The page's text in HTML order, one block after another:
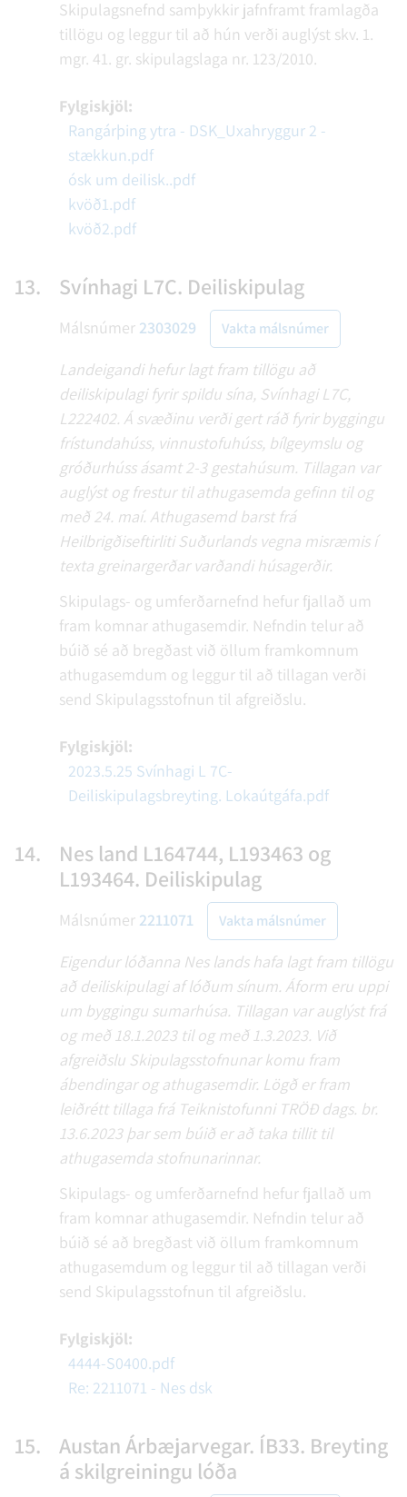
Skipulagsnefnd samþykkir jafnframt framlagða
tillögu og leggur til að hún verði auglýst skv. 1.
mgr. 41. gr. skipulagslaga nr. 123/2010.
Fylgiskjöl:
Rangárþing ytra - DSK_Uxahryggur 2 -
stækkun.pdf
ósk um deilisk..pdf
kvöð1.pdf
kvöð2.pdf
13. Svínhagi L7C. Deiliskipulag
Málsnúmer 2303029 Vakta málsnúmer
Landeigandi hefur lagt fram tillögu að
deiliskipulagi fyrir spildu sína, Svínhagi L7C,
L222402. Á svæðinu verði gert ráð fyrir byggingu
frístundahúss, vinnustofuhúss, bílgeymslu og
gróðurhúss ásamt 2-3 gestahúsum. Tillagan var
auglýst og frestur til athugasemda gefinn til og
með 24. maí. Athugasemd barst frá
Heilbrigðiseftirliti Suðurlands vegna misræmis í
texta greinargerðar varðandi húsagerðir.
Skipulags- og umferðarnefnd hefur fjallað um
fram komnar athugasemdir. Nefndin telur að
búið sé að bregðast við öllum framkomnum
athugasemdum og leggur til að tillagan verði
send Skipulagsstofnun til afgreiðslu.
Fylgiskjöl:
2023.5.25 Svínhagi L 7C-
Deiliskipulagsbreyting. Lokaútgáfa.pdf
14.
Nes land L164744, L193463 og
L193464. Deiliskipulag
Málsnúmer 2211071 Vakta málsnúmer
Eigendur lóðanna Nes lands hafa lagt fram tillögu
að deiliskipulagi af lóðum sínum. Áform eru uppi
um byggingu sumarhúsa. Tillagan var auglýst frá
og með 18.1.2023 til og með 1.3.2023. Við
afgreiðslu Skipulagsstofnunar komu fram
ábendingar og athugasemdir. Lögð er fram
leiðrétt tillaga frá Teiknistofunni TRÖÐ dags. br.
13.6.2023 þar sem búið er að taka tillit til
athugasemda stofnunarinnar.
Skipulags- og umferðarnefnd hefur fjallað um
fram komnar athugasemdir. Nefndin telur að
búið sé að bregðast við öllum framkomnum
athugasemdum og leggur til að tillagan verði
send Skipulagsstofnun til afgreiðslu.
Fylgiskjöl:
4444-S0400.pdf
Re: 2211071 - Nes dsk
15.
Austan Árbæjarvegar. ÍB33. Breyting
á skilgreiningu lóða